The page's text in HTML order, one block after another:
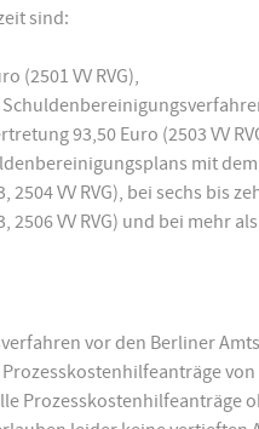
sind:
(2501 VV RVG),
93,50 Euro (2503 VV
mit
VV RVG), bei sechs bis
VV RVG) und bei mehr
vor den Berliner
Prozesskostenhilfeanträge